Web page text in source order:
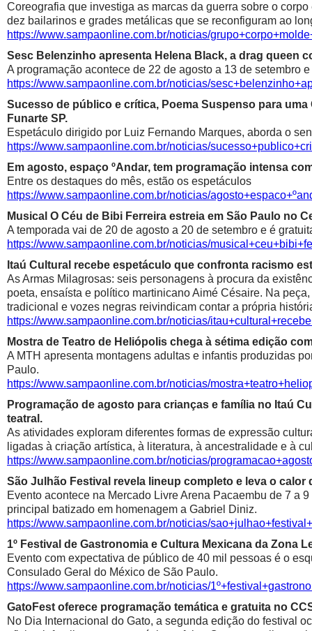
Coreografia que investiga as marcas da guerra sobre o
dez bailarinos e grades metálicas que se reconfiguram ao
https://www.sampaonline.com.br/noticias/
Sesc Belenzinho apresenta Helena Black, a drag queen
A programação acontece de 22 de agosto a 13 de setembro
https://www.sampaonline.com.br/noticias/
Sucesso de público e crítica, Poema Suspenso para
Funarte SP.
Espetáculo dirigido por Luiz Fernando Marques, aborda o
https://www.sampaonline.com.br/noticias/
Em agosto, espaço ºAndar, tem programação intensa
Entre os destaques do mês, estão os espetáculos
https://www.sampaonline.com.br/noticias/
Musical O Céu de Bibi Ferreira estreia em São Paulo no
A temporada vai de 20 de agosto a 20 de setembro e é
https://www.sampaonline.com.br/noticias/
Itaú Cultural recebe espetáculo que confronta racismo
As Armas Milagrosas: seis personagens à procura da
poeta, ensaísta e político martinicano Aimé Césaire. Na
tradicional e vozes negras reivindicam contar a própria
https://www.sampaonline.com.br/noticias/
Mostra de Teatro de Heliópolis chega à sétima edição
A MTH apresenta montagens adultas e infantis produzidas
Paulo.
https://www.sampaonline.com.br/noticias/
Programação de agosto para crianças e família no Itaú
teatral.
As atividades exploram diferentes formas de expressão
ligadas à criação artística, à literatura, à ancestralidade e à
https://www.sampaonline.com.br/noticias/
São Julhão Festival revela lineup completo e leva o calor
Evento acontece na Mercado Livre Arena Pacaembu de 7 a
principal batizado em homenagem a Gabriel Diniz.
https://www.sampaonline.com.br/noticias/
1º Festival de Gastronomia e Cultura Mexicana da Zona
Evento com expectativa de público de 40 mil pessoas é o
Consulado Geral do México de São Paulo.
https://www.sampaonline.com.br/noticias/
GatoFest oferece programação temática e gratuita no
No Dia Internacional do Gato, a segunda edição do festival